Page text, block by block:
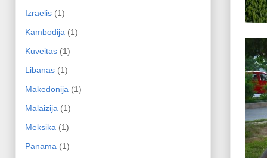
Izraelis (1)
Kambodija (1)
Kuveitas (1)
Libanas (1)
Makedonija (1)
Malaizija (1)
Meksika (1)
Panama (1)